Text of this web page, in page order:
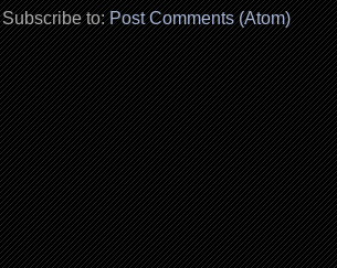
Subscribe to:Post Comments (Atom)